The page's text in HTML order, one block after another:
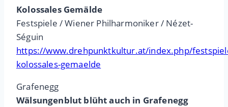
Kolossales Gemälde
Festspiele / Wiener Philharmoniker / Nézet-
Séguin
https://www.drehpunktkultur.at/index.php/
kolossales-gemaelde
Grafenegg
Wälsungenblut blüht auch in Grafenegg